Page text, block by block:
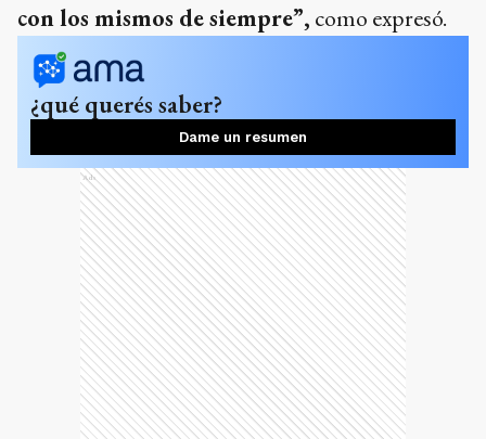
con los mismos de siempre”, como expresó.
¿qué querés saber?
Dame un resumen
Ads